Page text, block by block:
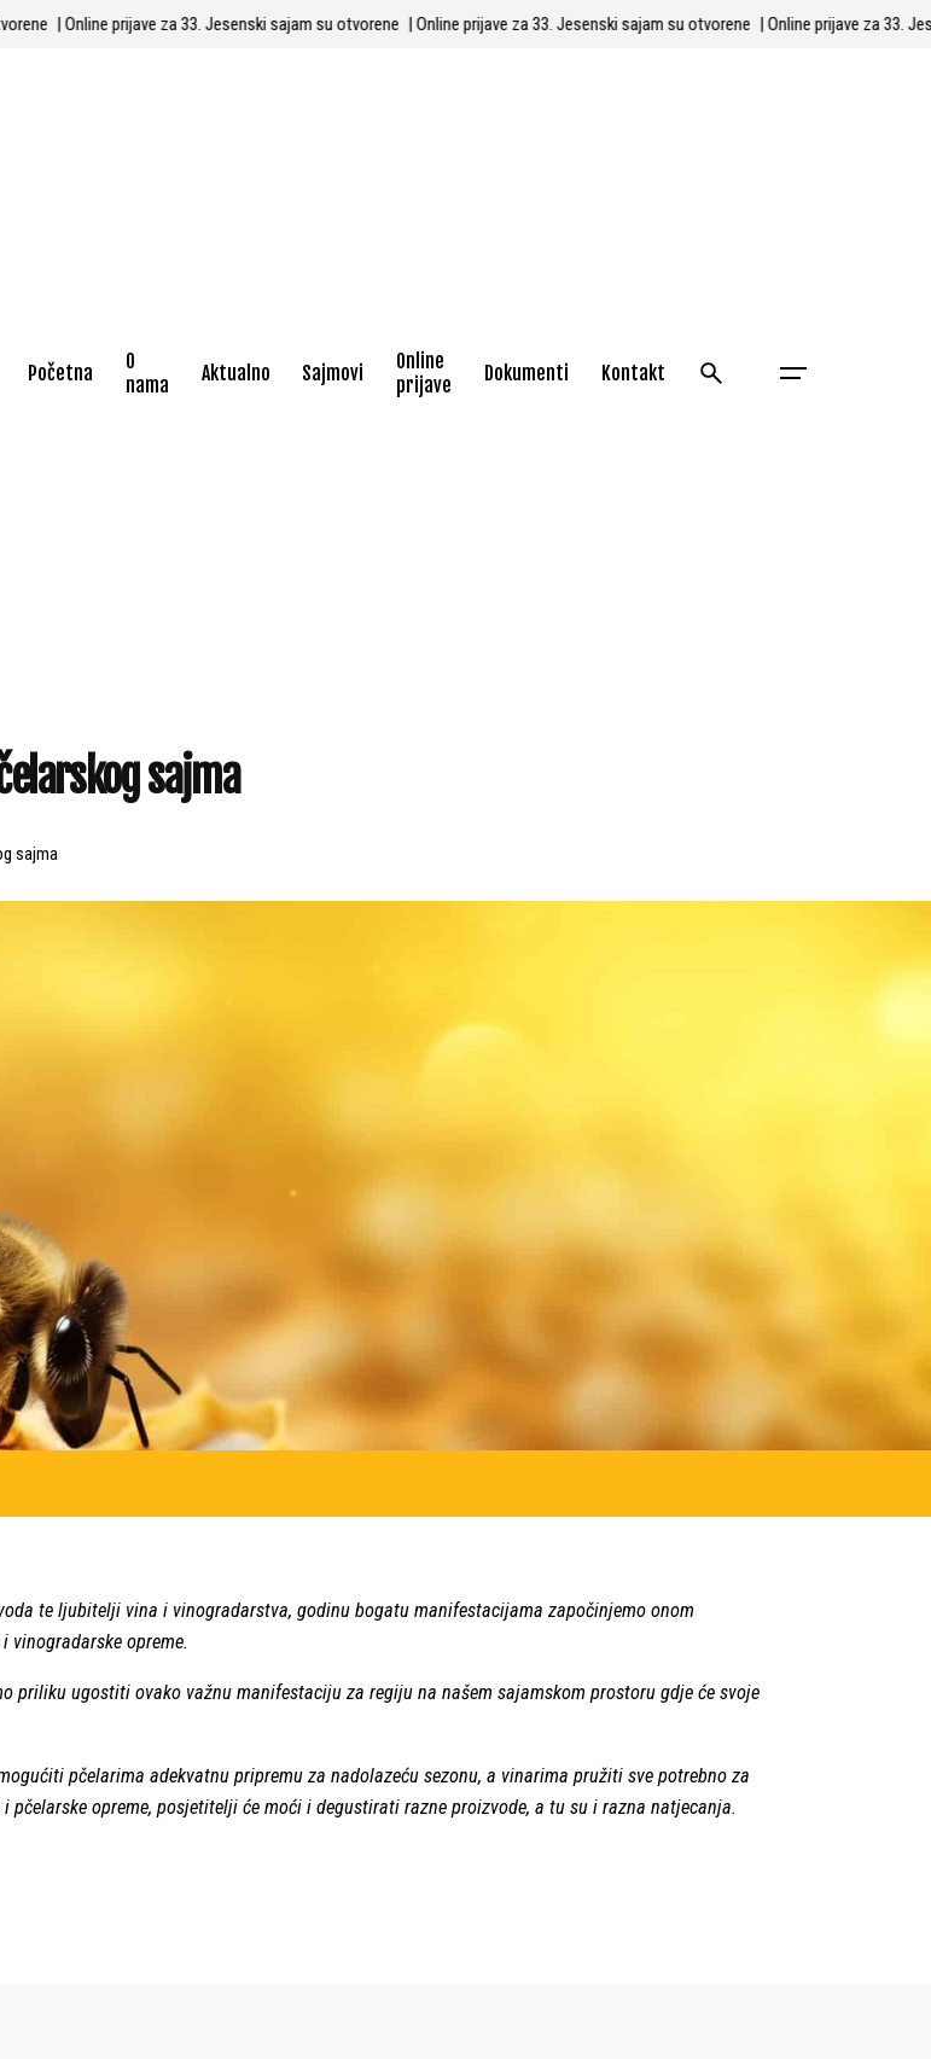
otvorene | Online prijave za 33. Jesenski sajam su otvorene | Online prijave za 33. Jesenski sajam su otvorene | Online prijave za
Početna
O
nama
Aktualno Sajmovi
Online
prijave
Dokumenti Kontakt
sajma
sajma
te ljubitelji vina i vinogradarstva, godinu bogatu manifestacijama započinjemo onom
vinogradarske opreme.
priliku ugostiti ovako važnu manifestaciju za regiju na našem sajamskom prostoru gdje će svoje
pčelarima adekvatnu pripremu za nadolazeću sezonu, a vinarima pružiti sve potrebno za
opreme, posjetitelji će moći i degustirati razne proizvode, a tu su i razna natjecanja.